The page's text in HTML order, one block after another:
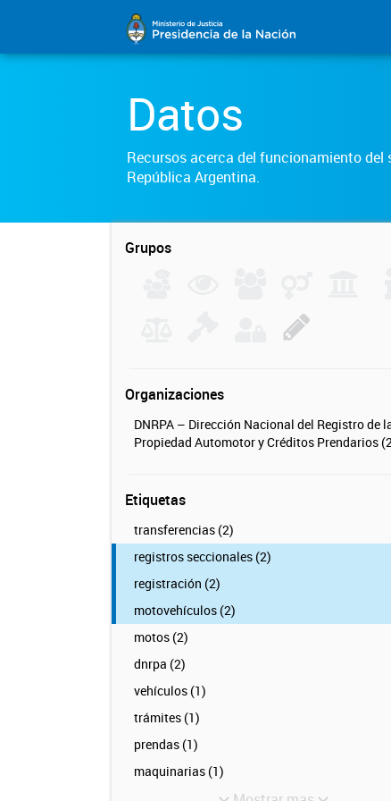
Datos
Recursos acerca del funcionamiento del
República Argentina.
Grupos
Organizaciones
DNRPA – Dirección Nacional del Registro de
Propiedad Automotor y Créditos Prendarios
Etiquetas
transferencias (2)
registros seccionales (2)
registración (2)
motovehículos (2)
motos (2)
dnrpa (2)
vehículos (1)
trámites (1)
prendas (1)
maquinarias (1)